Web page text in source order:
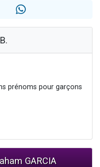
étudier en groupe sur Zoom
son Maasser
prénoms pour garçons
GARCIA